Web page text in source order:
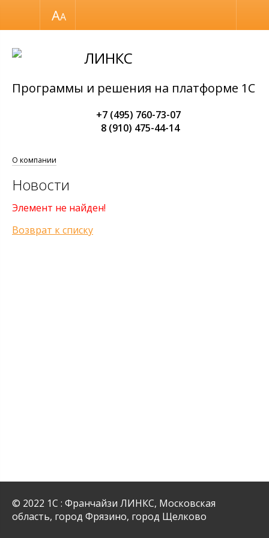
Размер шрифта
ЛИНКС
Программы и решения на платформе 1С
+7 (495) 760-73-07
8 (910) 475-44-14
О компании
Новости
Элемент не найден!
Возврат к списку
© 2022 1С : Франчайзи ЛИНКС, Московская
область, город Фрязино, город Щелково